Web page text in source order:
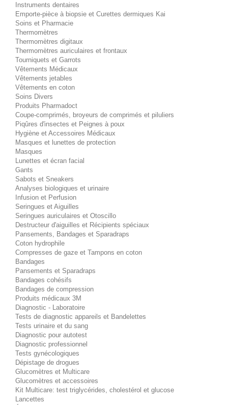
Instruments dentaires
Emporte-pièce à biopsie et Curettes dermiques Kai
Soins et Pharmacie
Thermomètres
Thermomètres digitaux
Thermomètres auriculaires et frontaux
Tourniquets et Garrots
Vêtements Médicaux
Vêtements jetables
Vêtements en coton
Soins Divers
Produits Pharmadoct
Coupe-comprimés, broyeurs de comprimés et piluliers
Piqûres d'insectes et Peignes à poux
Hygiène et Accessoires Médicaux
Masques et lunettes de protection
Masques
Lunettes et écran facial
Gants
Sabots et Sneakers
Analyses biologiques et urinaire
Infusion et Perfusion
Seringues et Aiguilles
Seringues auriculaires et Otoscillo
Destructeur d'aiguilles et Récipients spéciaux
Pansements, Bandages et Sparadraps
Coton hydrophile
Compresses de gaze et Tampons en coton
Bandages
Pansements et Sparadraps
Bandages cohésifs
Bandages de compression
Produits médicaux 3M
Diagnostic - Laboratoire
Tests de diagnostic appareils et Bandelettes
Tests urinaire et du sang
Diagnostic pour autotest
Diagnostic professionnel
Tests gynécologiques
Dépistage de drogues
Glucomètres et Multicare
Glucomètres et accessoires
Kit Multicare: test triglycérides, cholestérol et glucose
Lancettes